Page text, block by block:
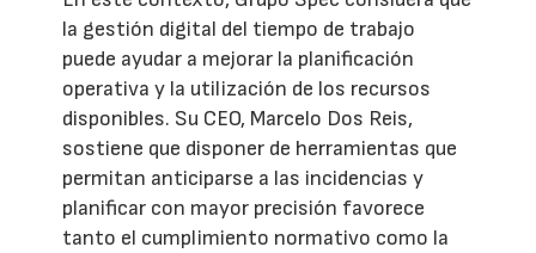
la gestión digital del tiempo de trabajo
puede ayudar a mejorar la planificación
operativa y la utilización de los recursos
disponibles. Su CEO, Marcelo Dos Reis,
sostiene que disponer de herramientas que
permitan anticiparse a las incidencias y
planificar con mayor precisión favorece
tanto el cumplimiento normativo como la